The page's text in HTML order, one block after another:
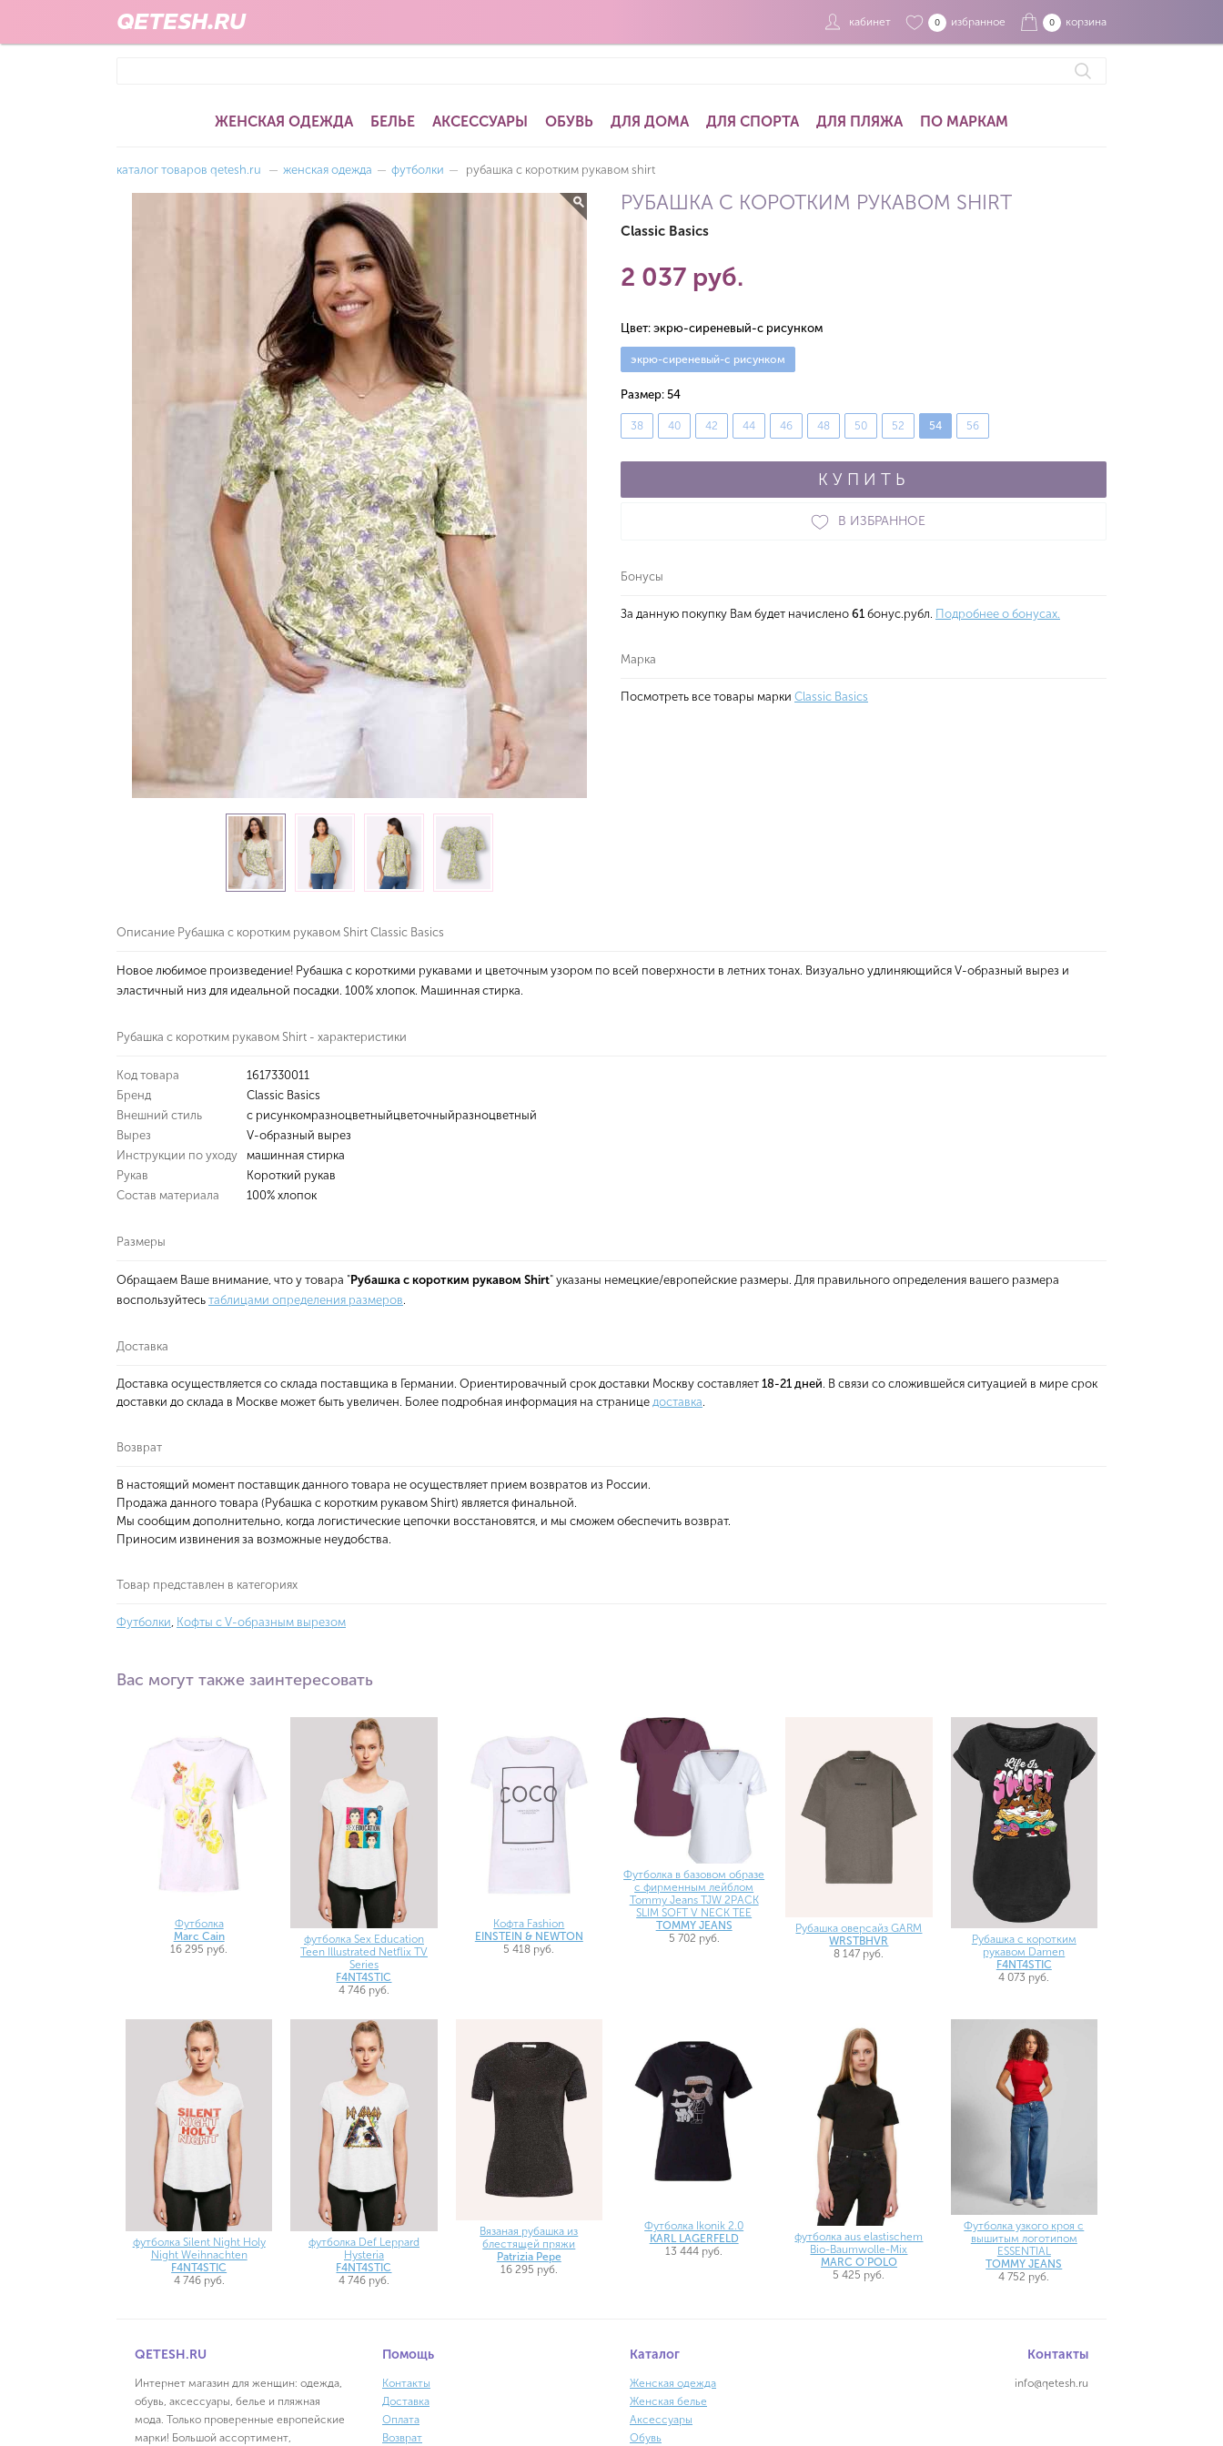
QETESH.RU кабинет 0 избранное 0 корзина
ЖЕНСКАЯ ОДЕЖДА БЕЛЬЕ АКСЕССУАРЫ ОБУВЬ ДЛЯ ДОМА ДЛЯ СПОРТА ДЛЯ ПЛЯЖА ПО МАРКАМ
каталог товаров qetesh.ru — женская одежда — футболки — рубашка с коротким рукавом shirt
РУБАШКА С КОРОТКИМ РУКАВОМ SHIRT
Classic Basics
2 037 руб.
Цвет: экрю-сиреневый-с рисунком
экрю-сиреневый-с рисунком
Размер: 54
38 40 42 44 46 48 50 52 54 56
КУПИТЬ
В ИЗБРАННОЕ
Бонусы
За данную покупку Вам будет начислено 61 бонус.рубл. Подробнее о бонусах.
Марка
Посмотреть все товары марки Classic Basics
Описание Рубашка с коротким рукавом Shirt Classic Basics
Новое любимое произведение! Рубашка с короткими рукавами и цветочным узором по всей поверхности в летних тонах. Визуально удлиняющийся V-образный вырез и
эластичный низ для идеальной посадки. 100% хлопок. Машинная стирка.
Рубашка с коротким рукавом Shirt - характеристики
Код товара
1617330011
Бренд
Classic Basics
Внешний стиль
с рисункомразноцветныйцветочныйразноцветный
Вырез
V-образный вырез
Инструкции по уходу
машинная стирка
Рукав
Короткий рукав
Состав материала
100% хлопок
Размеры
Обращаем Ваше внимание, что у товара "Рубашка с коротким рукавом Shirt" указаны немецкие/европейские размеры. Для правильного определения вашего размера
воспользуйтесь таблицами определения размеров.
Доставка
Доставка осуществляется со склада поставщика в Германии. Ориентировачный срок доставки Москву составляет 18-21 дней. В связи со сложившейся ситуацией в мире срок
доставки до склада в Москве может быть увеличен. Более подробная информация на странице доставка.
Возврат
В настоящий момент поставщик данного товара не осуществляет прием возвратов из России.
Продажа данного товара (Рубашка с коротким рукавом Shirt) является финальной.
Мы сообщим дополнительно, когда логистические цепочки восстановятся, и мы сможем обеспечить возврат.
Приносим извинения за возможные неудобства.
Товар представлен в категориях
Футболки, Кофты с V-образным вырезом
Вас могут также заинтересовать
Футболка
Marc Cain
16 295 руб.
футболка Sex Education
Teen Illustrated Netflix TV
Series
F4NT4STIC
4 746 руб.
Кофта Fashion
EINSTEIN & NEWTON
5 418 руб.
Футболка в базовом образе
с фирменным лейблом
Tommy Jeans TJW 2PACK
SLIM SOFT V NECK TEE
TOMMY JEANS
5 702 руб.
Рубашка оверсайз GARM
WRSTBHVR
8 147 руб.
Рубашка с коротким
рукавом Damen
F4NT4STIC
4 073 руб.
футболка Silent Night Holy
Night Weihnachten
F4NT4STIC
4 746 руб.
футболка Def Leppard
Hysteria
F4NT4STIC
4 746 руб.
Вязаная рубашка из
блестящей пряжи
Patrizia Pepe
16 295 руб.
Футболка Ikonik 2.0
KARL LAGERFELD
13 444 руб.
футболка aus elastischem
Bio-Baumwolle-Mix
MARC O'POLO
5 425 руб.
Футболка узкого кроя с
вышитым логотипом
ESSENTIAL
TOMMY JEANS
4 752 руб.
QETESH.RU
Интернет магазин для женщин: одежда,
обувь, аксессуары, белье и пляжная
мода. Только проверенные европейские
марки! Большой ассортимент,
Контакты
info@qetesh.ru
Помощь
Контакты
Доставка
Оплата
Возврат
Каталог
Женская одежда
Женская белье
Аксессуары
Обувь